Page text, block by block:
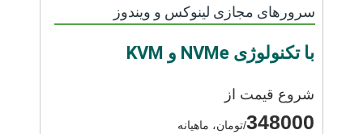
سرورهای مجازی لینوکس و ویندوز
با تکنولوژی NVMe و KVM
شروع قیمت از
348000/تومان، ماهیانه